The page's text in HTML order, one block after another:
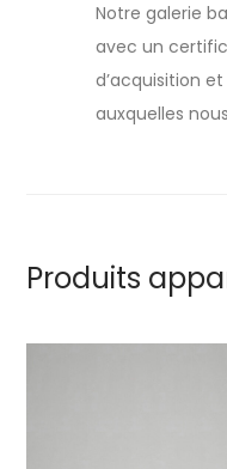
Notre galerie
avec un
d’acquisition
auxquelles
Produits